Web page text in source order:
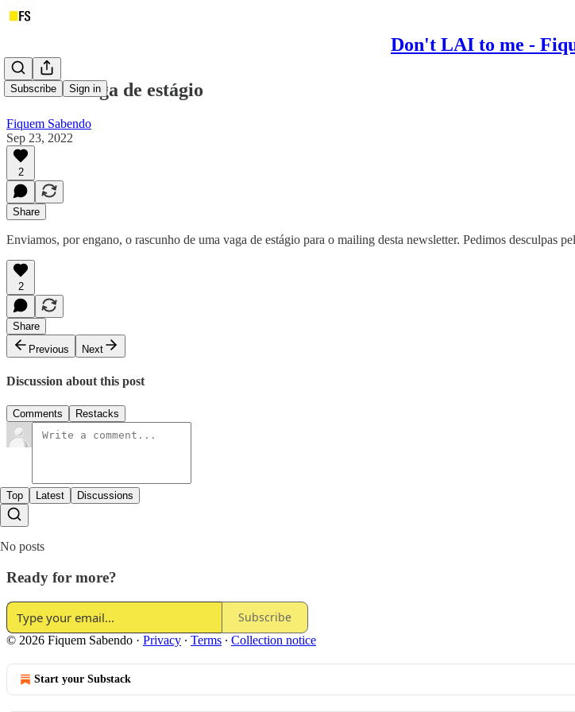
Don't LAI to me -
Subscribe Sign in
Errata - Vaga de estágio
Fiquem Sabendo
Sep 23, 2022
2
Share
Enviamos, por engano, o rascunho de uma vaga de estágio para o mailing desta newsletter. Pedimos desculpas
2
Share
Previous
Next
Discussion about this post
Comments Restacks
Top Latest Discussions
No posts
Ready for more?
Subscribe
© 2026 Fiquem Sabendo · Privacy ∙ Terms ∙ Collection notice
Start your Substack